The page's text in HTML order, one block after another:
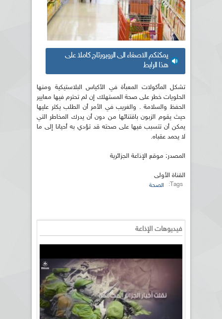
يمكنكم الاصغاء الى الروبورتاج كاملا على
هذا الرابط
تشكل المأكولات المعبأة في الأكياس البلاستيكية ومنها
الحلويات خطر على صحة المستهلك إن لم تحترم فيها معايير
الحفظ والسلامة . والغريب في الأمر أن الطلب يكثر عليها
حيث يقوم الزبون باقتنائها من دون أن يدرك المخاطر التي
يمكن أن تتسبب فيها على صحته قد تؤدي به أحيانا إلى ما
لا يحمد عقباه.
المصدر: موقع الإذاعة الجزائرية
القناة الأولى
Tags: الصحة
فيديوهات الإذاعة